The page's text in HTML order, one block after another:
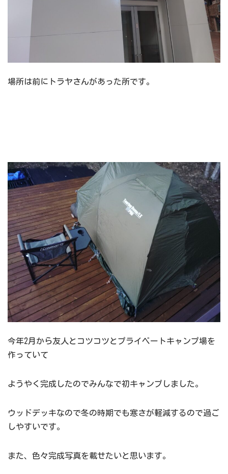
場所は前にトラヤさんがあった所です。
今年2月から友人とコツコツとプライベートキャンプ場を
作っていて
ようやく完成したのでみんなで初キャンプしました。
ウッドデッキなので冬の時期でも寒さが軽減するので過ご
しやすいです。
また、色々完成写真を載せたいと思います。